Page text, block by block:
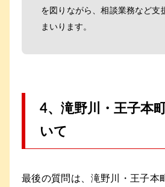
を図りながら、相談業務など支
まいります。
4、滝野川・王子本
いて
最後の質問は、滝野川・王子本